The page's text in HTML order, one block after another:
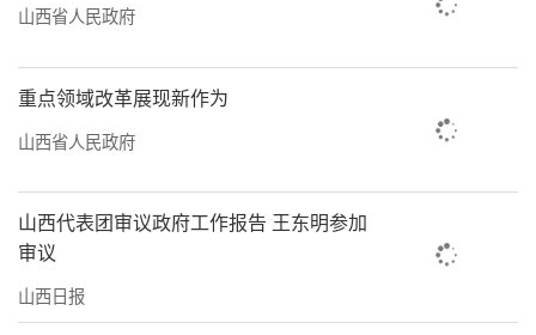
山西省人民政府
重点领域改革展现新作为
山西省人民政府
山西代表团审议政府工作报告 王东明参加
审议
山西日报